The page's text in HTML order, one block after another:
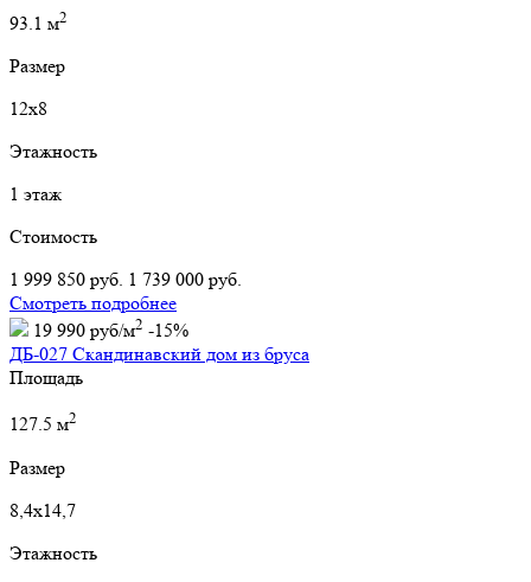
93.1 м2
Размер
12х8
Этажность
1 этаж
Стоимость
1 999 850 руб. 1 739 000 руб.
Смотреть подробнее
19 990 руб/м2 -15%
ДБ-027 Скандинавский дом из бруса
Площадь
127.5 м2
Размер
8,4х14,7
Этажность